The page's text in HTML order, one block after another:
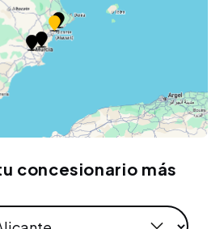
concesionario más